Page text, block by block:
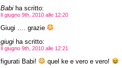
Babiha scritto:
Il giugno 9th, 2010 alle 12:20
Giugi …. grazie
giugiha scritto:
Il giugno 9th, 2010 alle 12:21
figurati Babi!
quel ke e vero e vero!